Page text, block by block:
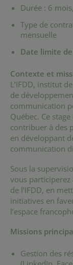
Durée : 6
Type de
mensuelle
Date limite
Contexte et
L’IFDD, institut
de
communication
Québec. Ce
contribuer à des
en développant
communication
Sous la
vous
de l’IFDD, en
initiatives en
l’espace
Missions
Gestion des